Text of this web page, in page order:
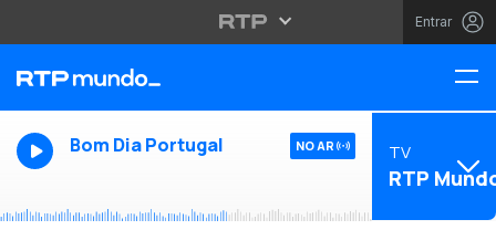
Entrar
Bom Dia Portugal NO AR TV
RTP